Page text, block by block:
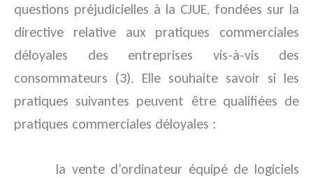
questions préjudicielles à la CJUE, fondées sur la
directive relative aux pratiques commerciales
déloyales des entreprises vis-à-vis des
consommateurs (3). Elle souhaite savoir si les
pratiques suivantes peuvent être qualifiées de
pratiques commerciales déloyales :
la vente d’ordinateur équipé de logiciels